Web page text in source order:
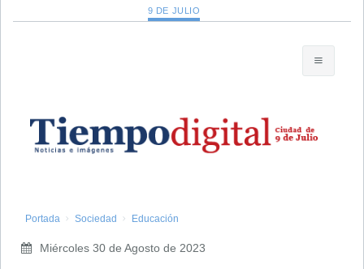
9 DE JULIO
Portada Sociedad Educación
Miércoles 30 de Agosto de 2023